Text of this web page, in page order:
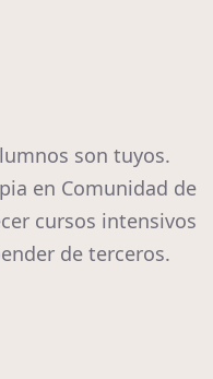
son tuyos.
en Comunidad de
cursos intensivos
de terceros.